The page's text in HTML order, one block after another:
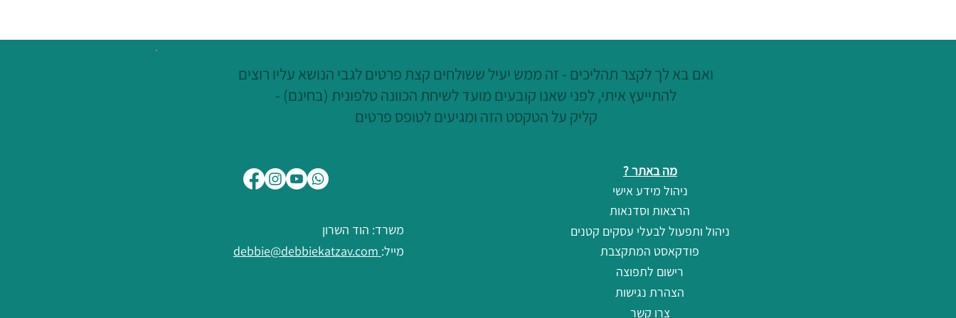
ואם בא לך לקצר תהליכים - זה ממש יעיל ששולחים קצת פרטים לגבי הנושא עליו רוצים
להתייעץ איתי, לפני שאנו קובעים מועד לשיחת הכוונה טלפונית (בחינם) -
קליק על הטקסט הזה ומגיעים לטופס פרטים
משרד: הוד השרון
מייל:
מה באתר ?
ניהול מידע אישי
הרצאות וסדנאות
ניהול ותפעול לבעלי עסקים קטנים
פודקאסט המתקצבת
רישום לתפוצה
הצהרת נגישות
צרו קשר